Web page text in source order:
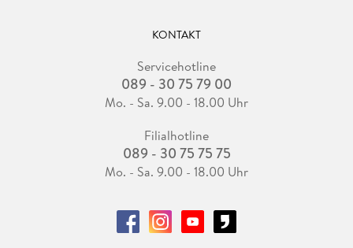
KONTAKT
Servicehotline
089 - 30 75 79 00
Mo. - Sa. 9.00 - 18.00 Uhr
Filialhotline
089 - 30 75 75 75
Mo. - Sa. 9.00 - 18.00 Uhr